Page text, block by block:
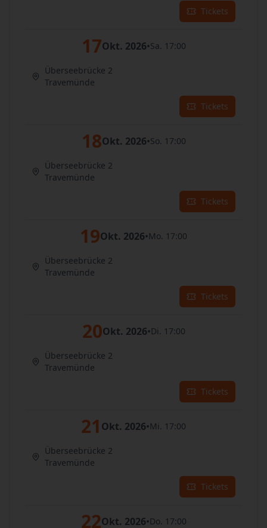
Tickets
17Okt. 2026•Sa. 17:00
Überseebrücke 2
Travemünde
Tickets
18Okt. 2026•So. 17:00
Überseebrücke 2
Travemünde
Tickets
19Okt. 2026•Mo. 17:00
Überseebrücke 2
Travemünde
Tickets
20Okt. 2026•Di. 17:00
Überseebrücke 2
Travemünde
Tickets
21 Okt. 2026•Mi. 17:00
Überseebrücke 2
Travemünde
Tickets
22Okt. 2026•Do. 17:00